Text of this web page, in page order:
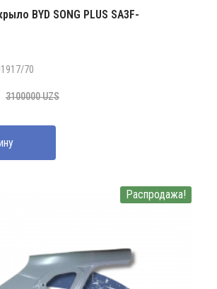
BYD SONG PLUS SA3F-
70
3100000UZS
Распродажа!